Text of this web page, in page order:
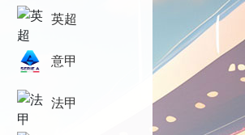
英超
意甲
法甲